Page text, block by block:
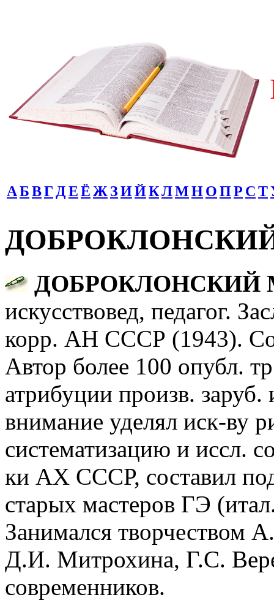
АБВГ ДЕЁ Ж ЗИЙКЛМНОПР СТ
ДОБРОКЛОНСКИЙ
ДОБРОКЛОНСКИЙ
искусствовед, педагог.
корр. АН СССР (1943).
Автор более 100 опубл.
атрибуции произв.
внимание уделял иск-ву
систематизацию и иссл.
ки АХ СССР, составил
старых мастеров ГЭ
Занимался творчеством
Д.И. Митрохина, Г.С.
современников.